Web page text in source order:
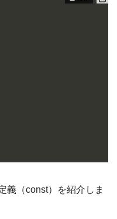
義（const）を紹介しま